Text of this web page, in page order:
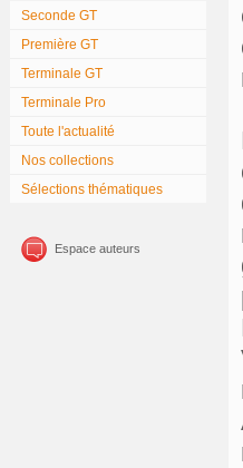
Seconde GT
Première GT
Terminale GT
Terminale Pro
Toute l'actualité
Nos collections
Sélections thématiques
Espace auteurs